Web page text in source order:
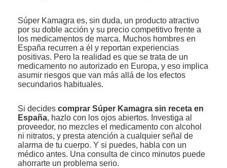
Súper Kamagra es, sin duda, un producto atractivo
por su doble acción y su precio competitivo frente a
los medicamentos de marca. Muchos hombres en
España recurren a él y reportan experiencias
positivas. Pero la realidad es que se trata de un
medicamento no autorizado en Europa, y eso implica
asumir riesgos que van más allá de los efectos
secundarios habituales.
Si decides comprar Súper Kamagra sin receta en
España, hazlo con los ojos abiertos. Investiga al
proveedor, no mezcles el medicamento con alcohol
ni nitratos, y presta atención a cualquier señal de
alarma de tu cuerpo. Y si puedes, habla con un
médico antes. Una consulta de cinco minutos puede
ahorrarte un problema serio.